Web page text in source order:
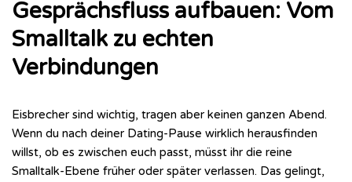
Gesprächsfluss aufbauen: Vom
Smalltalk zu echten
Verbindungen
Eisbrecher sind wichtig, tragen aber keinen ganzen Abend.
Wenn du nach deiner Dating-Pause wirklich herausfinden
willst, ob es zwischen euch passt, müsst ihr die reine
Smalltalk-Ebene früher oder später verlassen. Das gelingt,